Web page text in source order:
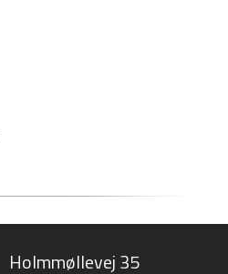
Holmmøllevej 35